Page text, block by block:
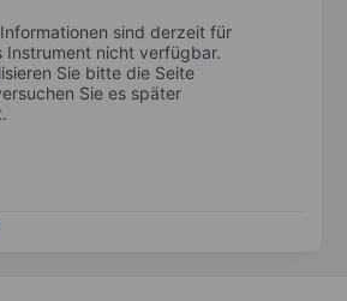
sind derzeit für
Instrument nicht verfügbar.
Sie bitte die Seite
Sie es später